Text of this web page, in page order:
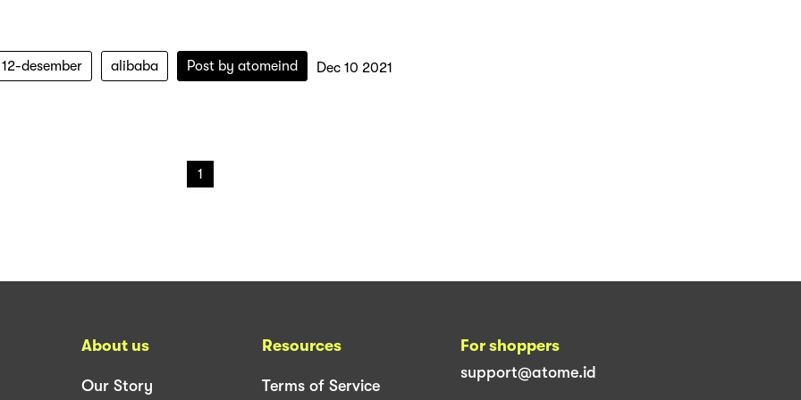
12-desember alibaba Post by atomeind Dec 10 2021
1
About us
Our Story
Resources
Terms of Service
For shoppers
support@atome.id